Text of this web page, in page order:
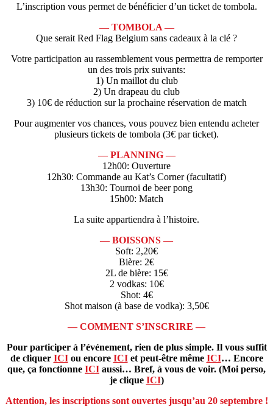
L’inscription vous permet de bénéficier d’un ticket de tombola.
— TOMBOLA —
Que serait Red Flag Belgium sans cadeaux à la clé ?
Votre participation au rassemblement vous permettra de remporter
un des trois prix suivants:
1) Un maillot du club
2) Un drapeau du club
3) 10€ de réduction sur la prochaine réservation de match
Pour augmenter vos chances, vous pouvez bien entendu acheter
plusieurs tickets de tombola (3€ par ticket).
— PLANNING —
12h00: Ouverture
12h30: Commande au Kat’s Corner (facultatif)
13h30: Tournoi de beer pong
15h00: Match
La suite appartiendra à l’histoire.
— BOISSONS —
Soft: 2,20€
Bière: 2€
2L de bière: 15€
2 vodkas: 10€
Shot: 4€
Shot maison (à base de vodka): 3,50€
— COMMENT S’INSCRIRE —
Pour participer à l’événement, rien de plus simple. Il vous suffit
de cliquer ICIou encore ICIet peut-être même ICI… Encore
que, ça fonctionne ICI aussi… Bref, à vous de voir. (Moi perso,
je clique ICI)
Attention, les inscriptions sont ouvertes jusqu’au 20 septembre !